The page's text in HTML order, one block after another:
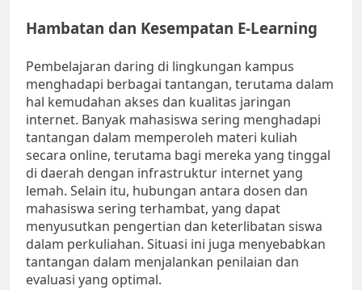
Hambatan dan Kesempatan E-Learning
Pembelajaran daring di lingkungan kampus
menghadapi berbagai tantangan, terutama dalam
hal kemudahan akses dan kualitas jaringan
internet. Banyak mahasiswa sering menghadapi
tantangan dalam memperoleh materi kuliah
secara online, terutama bagi mereka yang tinggal
di daerah dengan infrastruktur internet yang
lemah. Selain itu, hubungan antara dosen dan
mahasiswa sering terhambat, yang dapat
menyusutkan pengertian dan keterlibatan siswa
dalam perkuliahan. Situasi ini juga menyebabkan
tantangan dalam menjalankan penilaian dan
evaluasi yang optimal.